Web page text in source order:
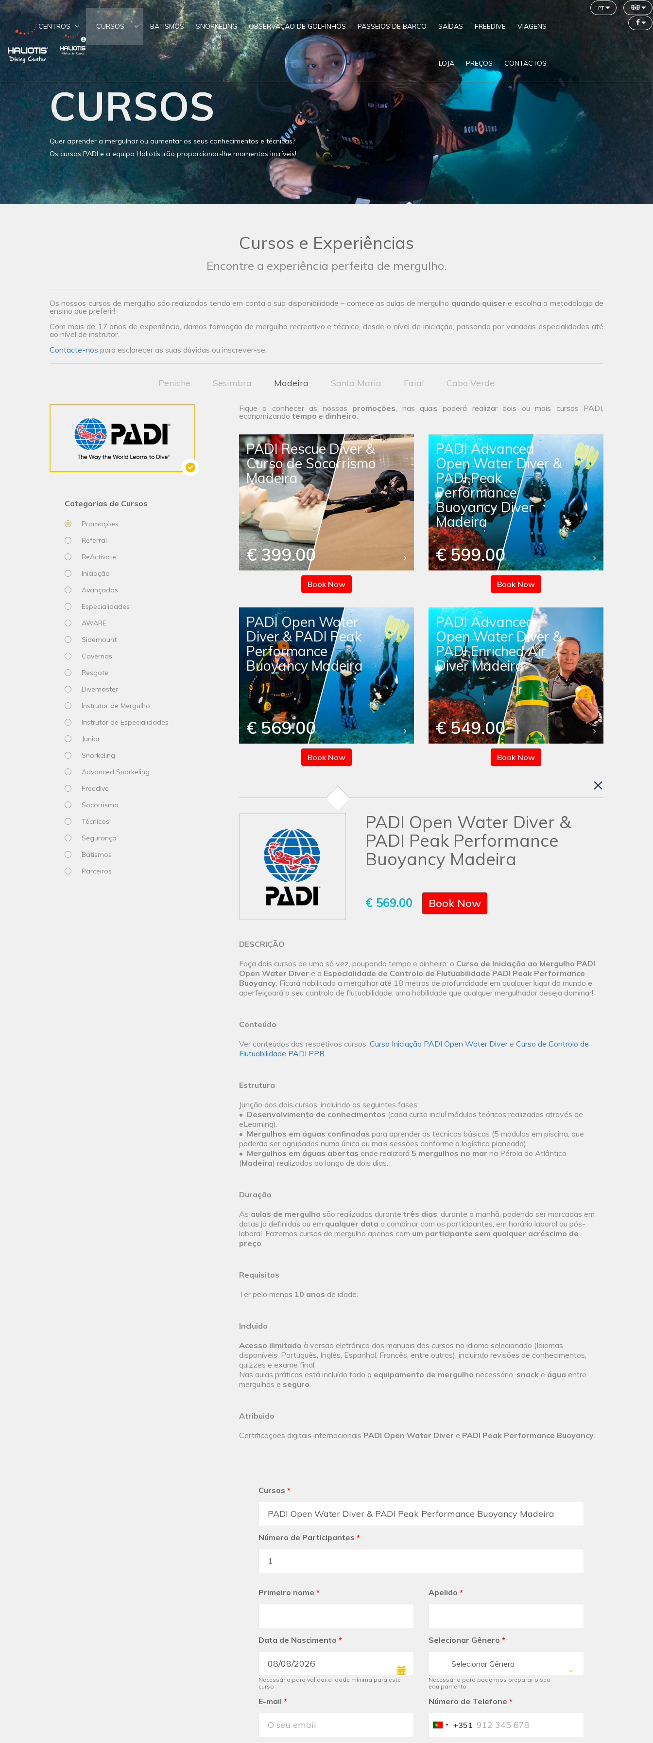
CENTROS CURSOS BATISMOS SNORKELING OBSERVAÇÃO DE GOLFINHOS PASSEIOS DE BARCO SAÍDAS FREEDIVE VIAGENS
LOJA PREÇOS CONTACTOS
pt
CURSOS
Quer aprender a mergulhar ou aumentar os seus conhecimentos e técnicas?
Os cursos PADI e a equipa Haliotis irão proporcionar-lhe momentos incríveis!
Cursos e Experiências
Encontre a experiência perfeita de mergulho.
Os nossos cursos de mergulho são realizados tendo em conta a sua disponibilidade – comece as aulas de mergulho quando quiser e escolha a metodologia de
ensino que preferir!
Com mais de 17 anos de experiência, damos formação de mergulho recreativo e técnico, desde o nível de iniciação, passando por variadas especialidades até
ao nível de instrutor.
Contacte-nos para esclarecer as suas dúvidas ou inscrever-se.
Peniche Sesimbra Madeira Santa Maria Faial Cabo Verde
Categorias de Cursos
Promoções
Referral
ReActivate
Iniciação
Avançados
Especialidades
AWARE
Sidemount
Cavernas
Resgate
Divemaster
Instrutor de Mergulho
Instrutor de Especialidades
Junior
Snorkeling
Advanced Snorkeling
Freedive
Socorrismo
Técnicos
Segurança
Batismos
Parceiros
Fique a conhecer as nossas promoções, nas quais poderá realizar dois ou mais cursos PADI,
economizando tempo e dinheiro.
PADI Rescue Diver &
Curso de Socorrismo
Madeira
€ 399.00
Book Now
PADI Advanced
Open Water Diver &
PADI Peak
Performance
Buoyancy Diver
Madeira
€ 599.00
Book Now
PADI Open Water
Diver & PADI Peak
Performance
Buoyancy Madeira
€ 569.00
Book Now
PADI Advanced
Open Water Diver &
PADI Enriched Air
Diver Madeira
€ 549.00
Book Now
PADI Open Water Diver &
PADI Peak Performance
Buoyancy Madeira
€ 569.00 Book Now
DESCRIÇÃO
Faça dois cursos de uma só vez, poupando tempo e dinheiro: o Curso de Iniciação ao Mergulho PADI
Open Water Diver e a Especialidade de Controlo de Flutuabilidade PADI Peak Performance
Buoyancy. Ficará habilitado a mergulhar até 18 metros de profundidade em qualquer lugar do mundo e
aperfeiçoará o seu controlo de flutuabilidade, uma habilidade que qualquer mergulhador deseja dominar!
Conteúdo
Ver conteúdos dos respetivos cursos: Curso Iniciação PADI Open Water Divere Curso de Controlo de
Flutuabilidade PADI PPB.
Estrutura
Junção dos dois cursos, incluindo as seguintes fases:
• Desenvolvimento de conhecimentos (cada curso incluí módulos teóricos realizados através de
eLearning).
• Mergulhos em águas confinadas para aprender as técnicas básicas (5 módulos em piscina, que
poderão ser agrupados numa única ou mais sessões conforme a logística planeada).
• Mergulhos em águas abertas onde realizará 5 mergulhos no mar na Pérola do Atlântico
(Madeira) realizados ao longo de dois dias.
Duração
As aulas de mergulho são realizadas durante três dias, durante a manhã, podendo ser marcadas em
datas já definidas ou em qualquer data a combinar com os participantes, em horário laboral ou pós-
laboral. Fazemos cursos de mergulho apenas com um participante sem qualquer acréscimo de
preço.
Requisitos
Ter pelo menos 10 anos de idade.
Incluido
Acesso ilimitado à versão eletrónica dos manuais dos cursos no idioma selecionado (Idiomas
disponíveis: Português, Inglês, Espanhol, Francês, entre outros), incluindo revisões de conhecimentos,
quizzes e exame final.
Nas aulas práticas está incluído todo o equipamento de mergulho necessário, snack e água entre
mergulhos e seguro.
Atribuido
Certificações digitais internacionais PADI Open Water Diver e PADI Peak Performance Buoyancy.
Cursos *
Número de Participantes *
Primeiro nome * Apelido *
Data de Nascimento *
Necessária para validar a idade mínima para este
curso
Selecionar Gênero *
Selecionar Gênero
Necessário para podermos preparar o seu
equipamento
E-mail * Número de Telefone *
Portugal
+351